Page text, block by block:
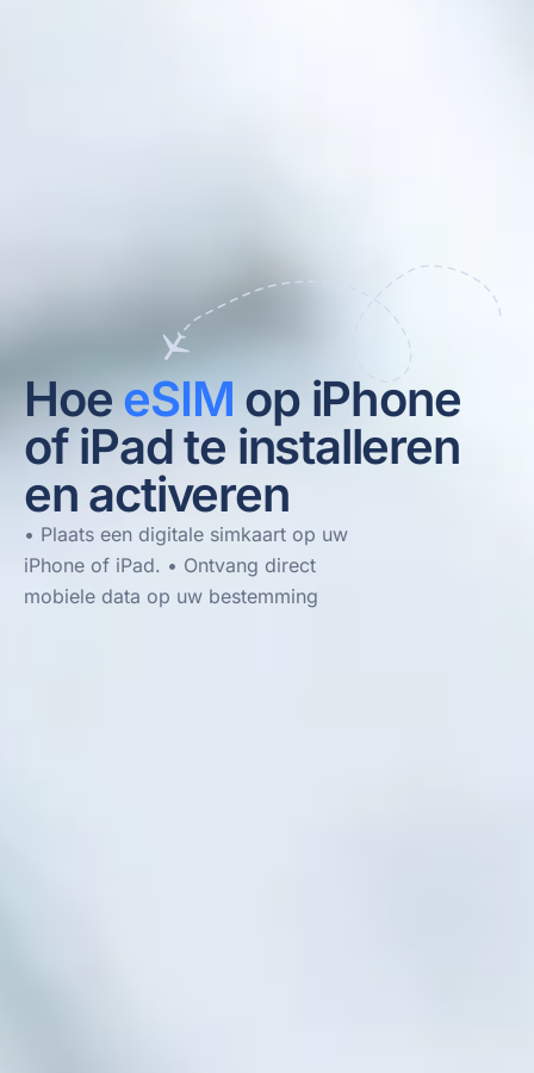
HoeeSIM op iPhone
of iPad te installeren
en activeren
• Plaats een digitale simkaart op uw
iPhone of iPad. • Ontvang direct
mobiele data op uw bestemming